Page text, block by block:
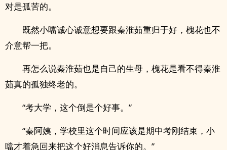
对是孤苦的。
既然小噹诚心诚意想要跟秦淮茹重归于好，槐花也不
介意帮一把。
再怎么说秦淮茹也是自己的生母，槐花是看不得秦淮
茹真的孤独终老的。
“考大学，这个倒是个好事。”
“秦阿姨，学校里这个时间应该是期中考刚结束，小
噹才着急回来把这个好消息告诉你的。”